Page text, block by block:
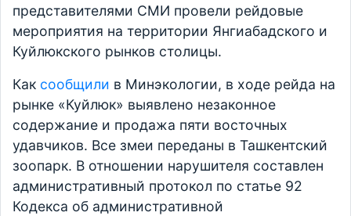
представителями СМИ провели рейдовые
мероприятия на территории Янгиабадского и
Куйлюкского рынков столицы.
Как сообщили в Минэкологии, в ходе рейда на
рынке «Куйлюк» выявлено незаконное
содержание и продажа пяти восточных
удавчиков. Все змеи переданы в Ташкентский
зоопарк. В отношении нарушителя составлен
административный протокол по статье 92
Кодекса об административной